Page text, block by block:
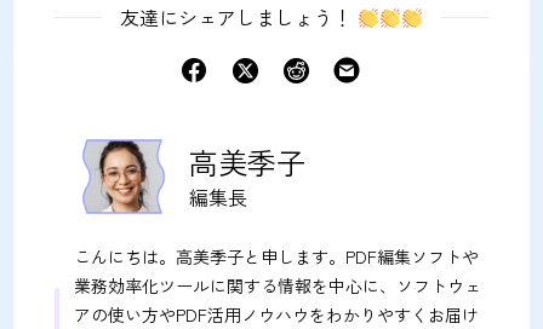
友達にシェアしましょう！
高美季子
編集長
こんにちは。高美季子と申します。PDF編集ソフトや
業務効率化ツールに関する情報を中心に、ソフトウェ
アの使い方やPDF活用ノウハウをわかりやすくお届け